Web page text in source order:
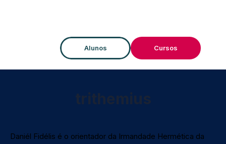
Alunos Cursos
Daniél Fidélis é o orientador da Irmandade Hermética da